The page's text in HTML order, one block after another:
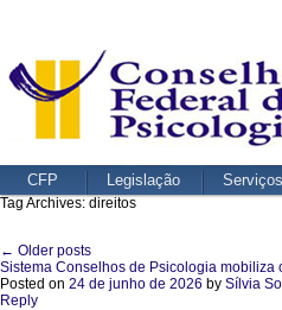
CFP Legislação Serviços
Tag Archives: direitos
Post navigation
← Older posts
Sistema Conselhos de Psicologia
Posted on 24 de junho de 2026 by Sílvia
Reply